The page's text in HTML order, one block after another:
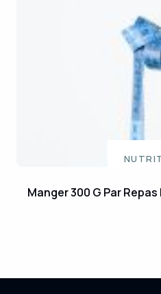
Manger 300 G Par